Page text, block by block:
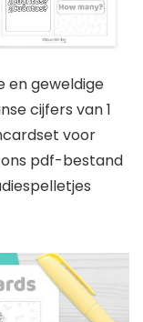
en geweldige
cijfers van 1
voor
pdf-bestand